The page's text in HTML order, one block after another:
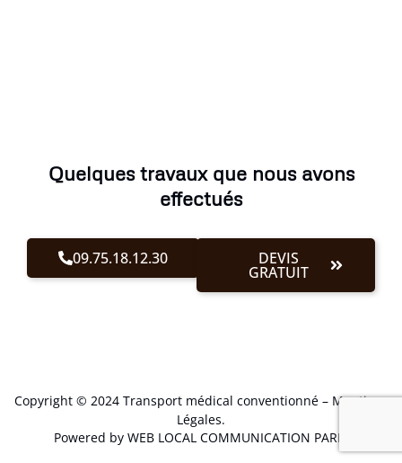
Quelques travaux que nous avons
effectués
09.75.18.12.30 DEVIS
GRATUIT
Copyright © 2024 Transport médical conventionné – Mentions
Légales.
Powered by WEB LOCAL COMMUNICATION PARIS